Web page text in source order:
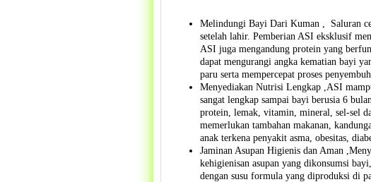
Melindungi Bayi Dari Kuman , Saluran
setelah lahir. Pemberian ASI eksklusif
ASI juga mengandung protein yang
dapat mengurangi angka kematian bayi
paru serta mempercepat proses
Menyediakan Nutrisi Lengkap ,ASI
sangat lengkap sampai bayi berusia 6
protein, lemak, vitamin, mineral, sel-sel
memerlukan tambahan makanan,
anak terkena penyakit asma, obesitas,
Jaminan Asupan Higienis dan Aman
kehigienisan asupan yang dikonsumsi
dengan susu formula yang diproduksi di